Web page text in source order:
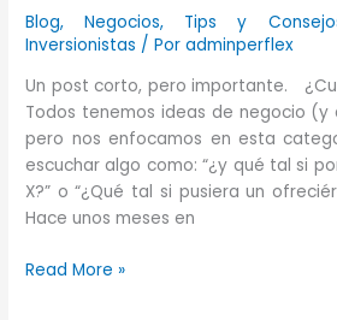
Blog,Negocios, Tips y
Inversionistas / Poradminperflex
Un post corto, pero importante.
Todos tenemos ideas de negocio
pero nos enfocamos en esta
escuchar algo como: “¿y qué tal si
X?” o “¿Qué tal si pusiera un
Hace unos meses en
¿Qué
Read More »